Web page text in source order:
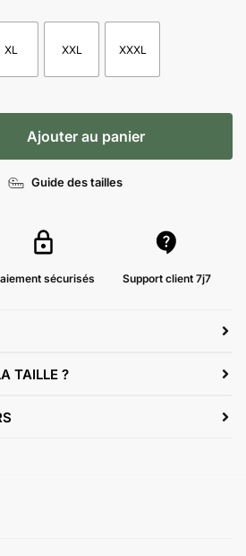
XL XXL XXXL
Ajouter au panier
Guide des tailles
sécurisés Support client 7j7
TAILLE ?